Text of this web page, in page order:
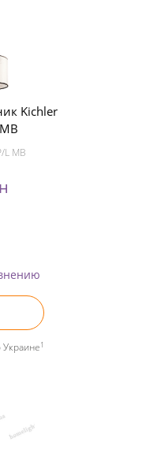
Kichler
L MB
Украине1